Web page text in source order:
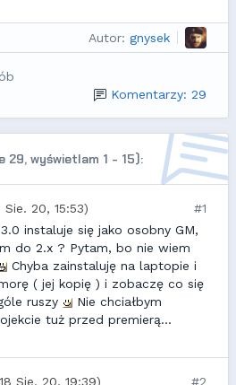
Autor: gnysek
Komentarzy: 29
29, wyświetlam 1 - 15):
Sie. 20, 15:53)
#1
instaluje się jako osobny GM,
do 2.x ? Pytam, bo nie wiem
Chyba zainstaluję na laptopie i
( jej kopię ) i zobaczę co się
ruszy
Nie chciałbym
tuż przed premierą...
Sie. 20, 19:39)
#2